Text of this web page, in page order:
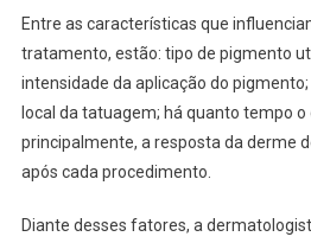
Entre as características que
tratamento, estão: tipo de pigmento
intensidade da aplicação do
local da tatuagem; há quanto tempo
principalmente, a resposta da derme
após cada procedimento.
Diante desses fatores, a